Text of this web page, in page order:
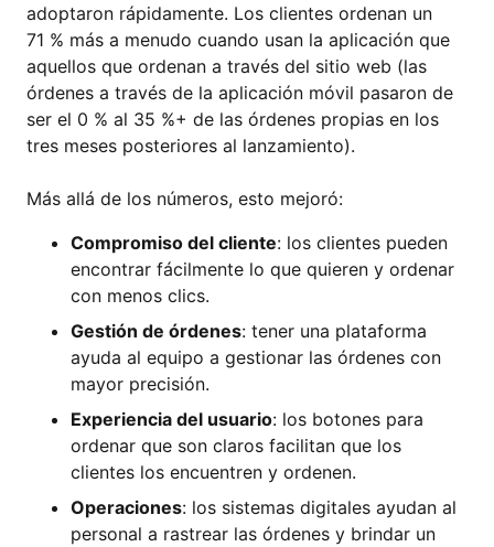
adoptaron rápidamente. Los clientes ordenan un
71 % más a menudo cuando usan la aplicación que
aquellos que ordenan a través del sitio web (las
órdenes a través de la aplicación móvil pasaron de
ser el 0 % al 35 %+ de las órdenes propias en los
tres meses posteriores al lanzamiento).
Más allá de los números, esto mejoró:
Compromiso del cliente: los clientes pueden
encontrar fácilmente lo que quieren y ordenar
con menos clics.
Gestión de órdenes: tener una plataforma
ayuda al equipo a gestionar las órdenes con
mayor precisión.
Experiencia del usuario: los botones para
ordenar que son claros facilitan que los
clientes los encuentren y ordenen.
Operaciones: los sistemas digitales ayudan al
personal a rastrear las órdenes y brindar un